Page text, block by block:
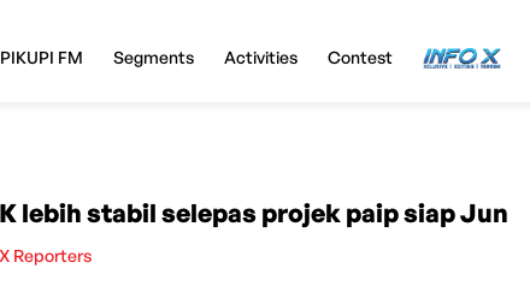
FM Segments Activities Contest InfoX
lebih stabil selepas projek paip siap Jun
Reporters